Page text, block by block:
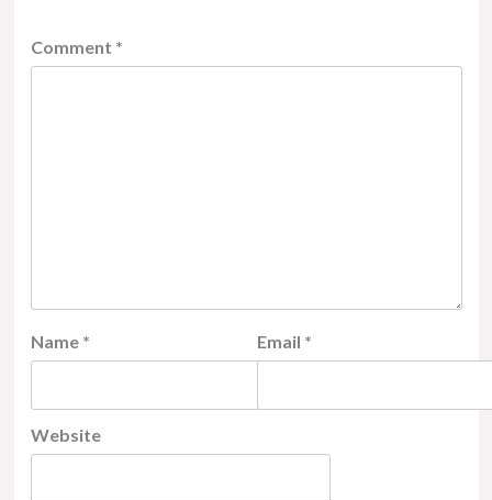
Comment *
Name * Email *
Website